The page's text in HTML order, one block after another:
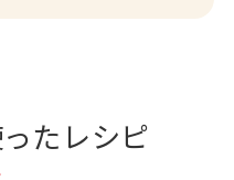
たレシピ